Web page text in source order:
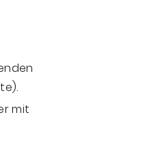
mit